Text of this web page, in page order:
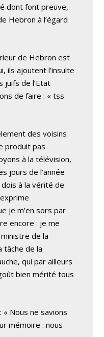
dont font preuve,
Hebron à l’égard
de Hebron est
ils ajoutent l’insulte
juifs de l’Etat
de faire : « tss
des voisins
produit pas
à la télévision,
jours de l’année
à la vérité de
je m’en sors par
encore : je me
de la
tâche de la
qui par ailleurs
bien mérité tous
« Nous ne savions
mémoire : nous